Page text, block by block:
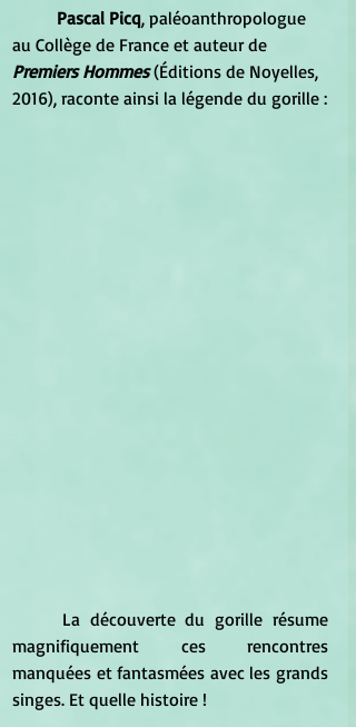
Pascal Picq, paléoanthropologue
au Collège de France et auteur de
Premiers Hommes (Éditions de Noyelles,
2016), raconte ainsi la légende du gorille :
magnifiquement ces rencontres
manquées et fantasmées avec les grands
singes. Et quelle histoire !